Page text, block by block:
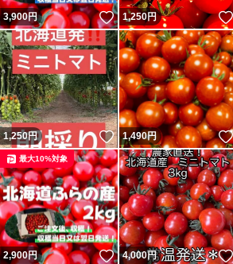
3,900円 いいね！
1,250円
1,250円 いいね！
1,490円
2,900円 いいね！
最大10%対象
4,000円